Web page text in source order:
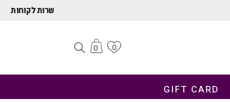
שרות לקוחות
0 0
GIFT CARD